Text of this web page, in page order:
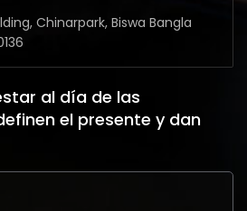
Chinarpark, Biswa Bangla
al día de las
el presente y dan